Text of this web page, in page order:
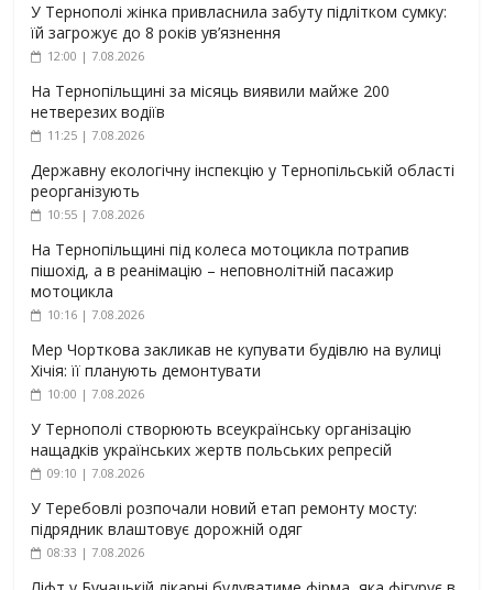
У Тернополі жінка привласнила забуту підлітком сумку:
їй загрожує до 8 років ув’язнення
12:00 | 7.08.2026
На Тернопільщині за місяць виявили майже 200
нетверезих водіїв
11:25 | 7.08.2026
Державну екологічну інспекцію у Тернопільській області
реорганізують
10:55 | 7.08.2026
На Тернопільщині під колеса мотоцикла потрапив
пішохід, а в реанімацію – неповнолітній пасажир
мотоцикла
10:16 | 7.08.2026
Мер Чорткова закликав не купувати будівлю на вулиці
Хічія: її планують демонтувати
10:00 | 7.08.2026
У Тернополі створюють всеукраїнську організацію
нащадків українських жертв польських репресій
09:10 | 7.08.2026
У Теребовлі розпочали новий етап ремонту мосту:
підрядник влаштовує дорожній одяг
08:33 | 7.08.2026